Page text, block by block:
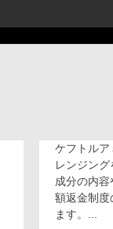
ケフトルア
レンジン
成分の内
額返金制度
ます。...